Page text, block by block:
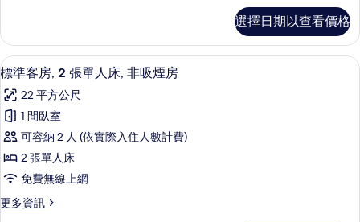
相
片
情
人
床,
非
吸
煙
房
的
所
有
客
房,
3
單
人
床,
非
吸
煙
房
的
選擇日期以查看價格
顯
示
標
準
客
房,
張
標準客房, 2 張單人床, 非吸煙房 | 客
8
標準客房, 2 張單人床, 非吸煙房
22 平方公尺
1 間臥室
可容納 2 人 (依實際入住人數計費)
2 張單人床
免費無線上網
更多資訊
更